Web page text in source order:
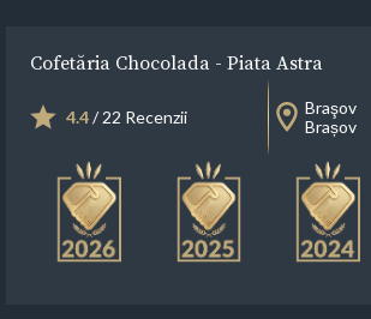
Cofetăria Chocolada - Piata Astra
4.4/ 22 Recenzii
Braşov
Brașov